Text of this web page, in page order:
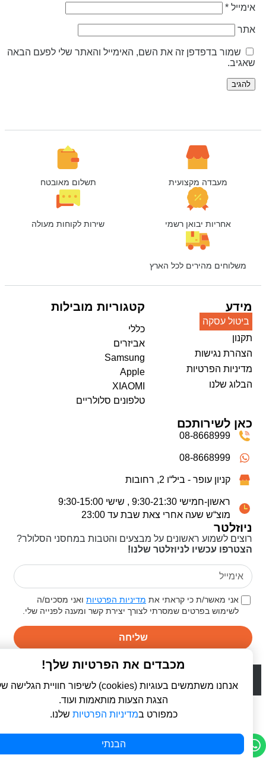
*
שמור בדפדפן זה את השם, האימייל והאתר שלי לפעם הבאה
מעבדה מקצועית תשלום מאובטח
אחריות יבואן רשמי שירות לקוחות מעולה
משלוחים מהירים לכל הארץ
ניוזלטר
רוצים לשמוע ראשונים על מבצעים והטבות במחסני הסלולר?
הצטרפו עכשיו לניוזלטר שלנו!
אני מאשר/ת כי קראתי אתמדיניות הפרטיותואני מסכים/ה
לשימוש בפרטים שמסרתי לצורך יצירת קשר ומענה לפנייה שלי.
שליחה
מידע
ביטול עסקה
תקנון
הצהרת נגישות
מדיניות הפרטיות
הבלוג שלנו
קטגוריות מובילות
כללי
אביזרים
Samsung
Apple
XIAOMI
טלפונים סלולריים
כאן לשירותכם
08-8668999
08-8668999
קניון עופר - ביל“ו 2, רחובות
ראשון-חמישי 9:30-21:30 , שישי 9:30-15:00
מוצ“ש שעה אחרי צאת שבת עד 23:00
WebDigital | וובדיגיטל - עיצוב ובניית אתרים
מכבדים את הפרטיות שלך!
אנחנו משתמשים בעוגיות (cookies) לשיפור חוויית הגלישה שלך,
הצגת הצעות מותאמות ועוד.
כמפורט במדיניות הפרטיותשלנו.
הבנתי